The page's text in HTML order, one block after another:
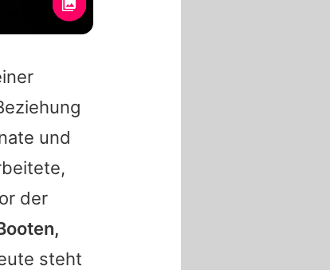
und
der
steht